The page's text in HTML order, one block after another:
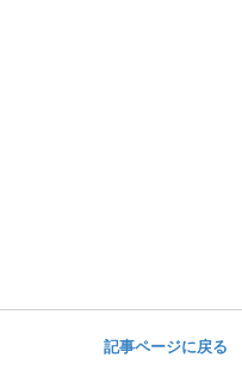
記事ページに戻る